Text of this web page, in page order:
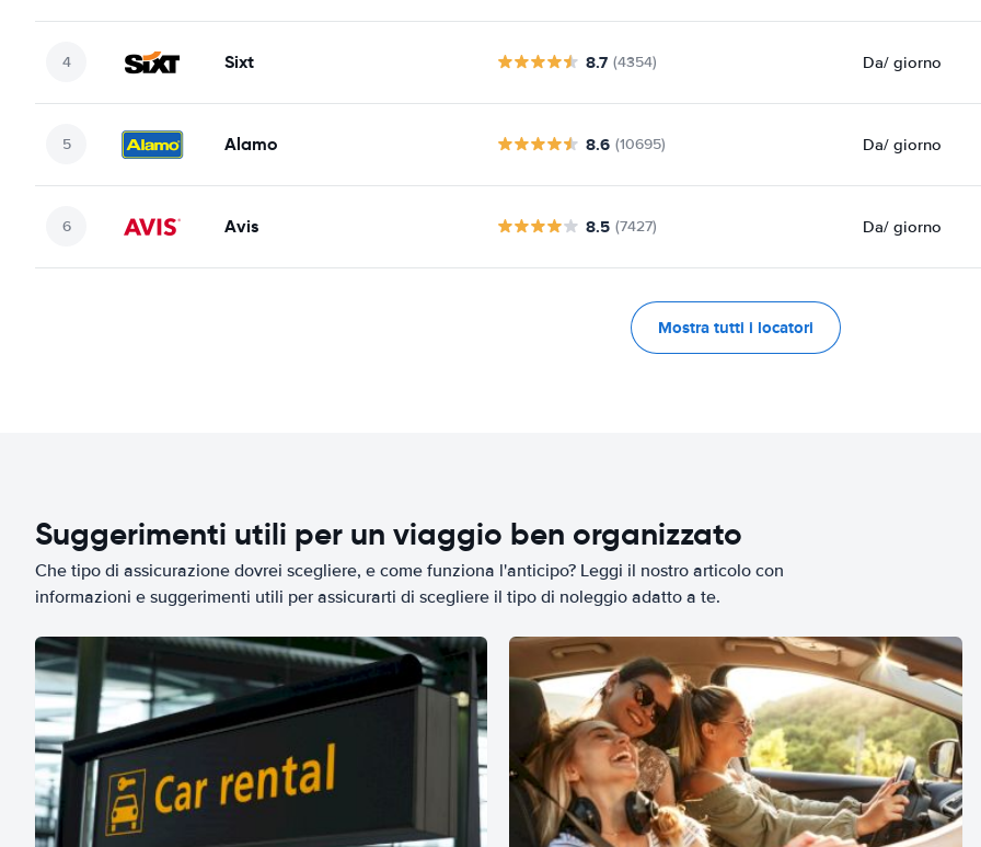
Sixt 8.7 (4354) Da/ giorno
Alamo 8.6 (10695) Da/ giorno
Avis 8.5 (7427) Da/ giorno
Mostra tutti i locatori
Suggerimenti utili per un viaggio ben organizzato
Che tipo di assicurazione dovrei scegliere, e come funziona l'anticipo? Leggi il nostro articolo con
informazioni e suggerimenti utili per assicurarti di scegliere il tipo di noleggio adatto a te.